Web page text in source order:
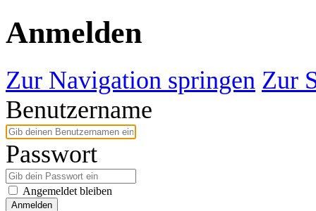
Anmelden
Zur Navigation springen Zur
Benutzername
Passwort
Angemeldet bleiben
Anmelden